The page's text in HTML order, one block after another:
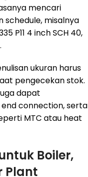
mencari
schedule, misalnya
P11 4 inch SCH 40,
ukuran harus
pengecekan stok.
dapat
connection, serta
MTC atau heat
Boiler,
Plant